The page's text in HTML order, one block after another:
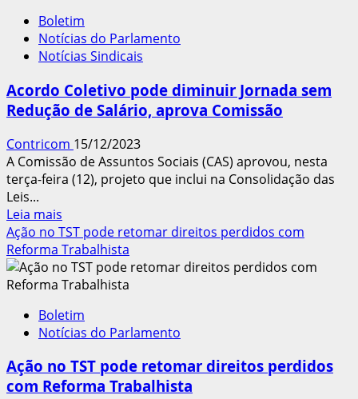
STF
fixe
prazo
Edição
de
de
incentivos
às
Boletim
Notícias do Parlamento
Notícias Sindicais
Acordo Coletivo pode diminuir Jornada sem
Redução de Salário, aprova Comissão
Contricom 15/12/2023
A Comissão de Assuntos Sociais (CAS) aprovou, nesta
terça-feira (12), projeto que inclui na Consolidação das
Leis...
Leia mais
mais
sobre
Acordo
Coletivo
diminuir
Jornada
Redução
de
Ação no TST pode retomar direitos perdidos com
Reforma Trabalhista
Boletim
Notícias do Parlamento
Ação no TST pode retomar direitos perdidos
com Reforma Trabalhista